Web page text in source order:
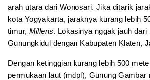
arah utara dari Wonosari. Jika ditarik
kota Yogyakarta, jaraknya kurang lebih
timur, Millens. Lokasinya nggak jauh dari
Gunungkidul dengan Kabupaten Klaten,
Dengan ketinggian kurang lebih 500
permukaan laut (mdpl), Gunung Gambar